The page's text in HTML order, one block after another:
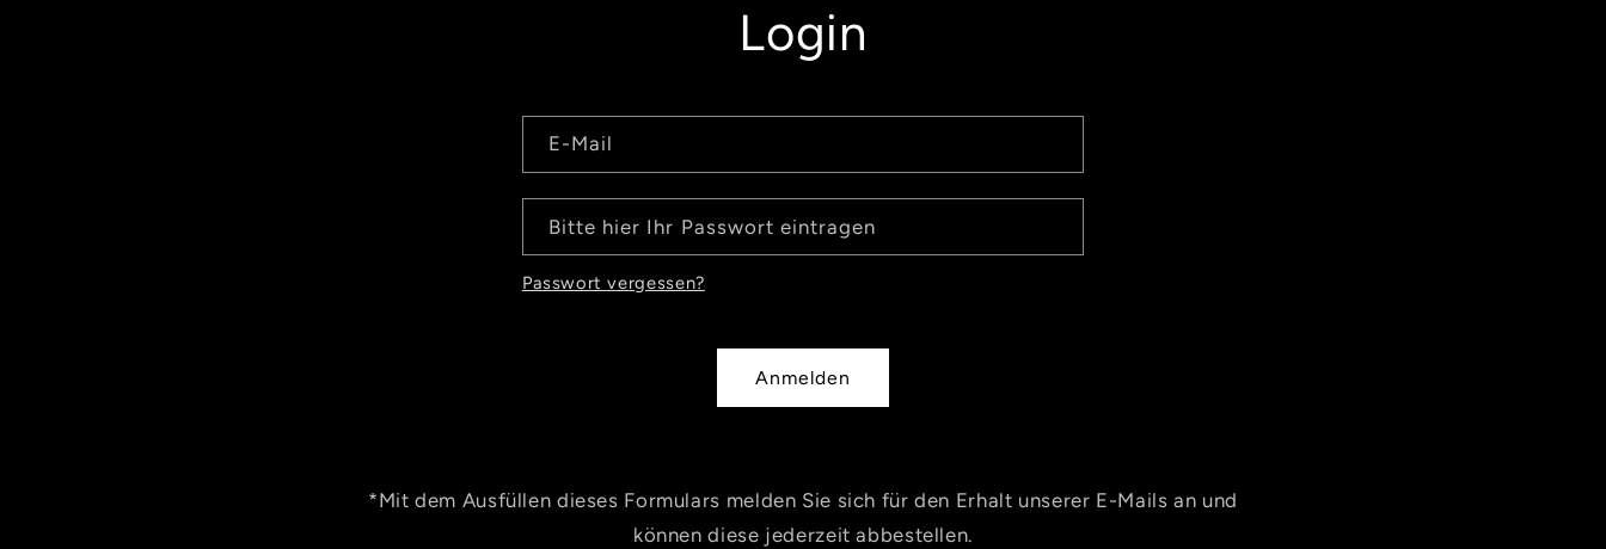
Login
E-Mail
Bitte hier Ihr Passwort eintragen
Passwort vergessen?
Anmelden
*Mit dem Ausfüllen dieses Formulars melden Sie sich für den Erhalt unserer E-Mails an und
können diese jederzeit abbestellen.